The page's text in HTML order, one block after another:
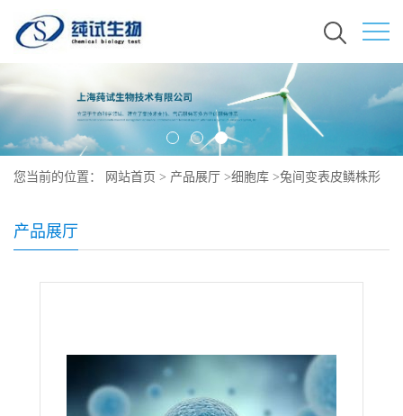
您当前的位置： 网站首页 > 产品展厅 >细胞库 >兔间变表皮鳞株形
产品展厅